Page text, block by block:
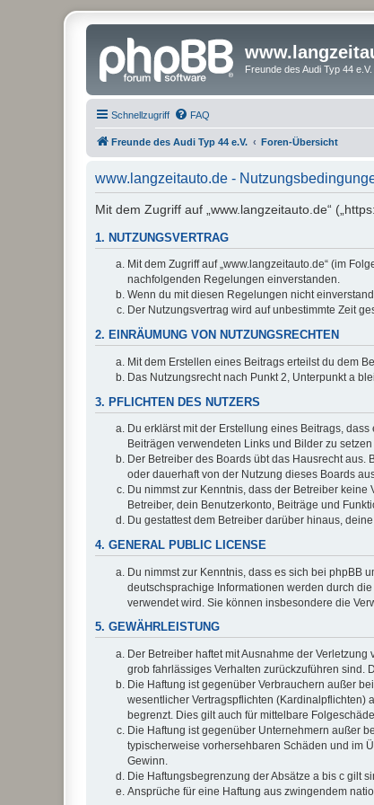
Freunde des Audi Typ 44 e.V.
Schnellzugriff FAQ
Freunde des Audi Typ 44 e.V. Foren-Übersicht
www.langzeitauto.de -
Mit dem Zugriff auf „www.langzeitauto.de“
1. NUTZUNGSVERTRAG
Mit dem Zugriff auf „www.langzeitauto.de“ (im
nachfolgenden Regelungen einverstanden.
Wenn du mit diesen Regelungen nicht
Der Nutzungsvertrag wird auf unbestimmte Zeit
2. EINRÄUMUNG VON NUTZUNGSRECHTEN
Mit dem Erstellen eines Beitrags erteilst du dem
Das Nutzungsrecht nach Punkt 2, Unterpunkt a
3. PFLICHTEN DES NUTZERS
Du erklärst mit der Erstellung eines Beitrags,
Beiträgen verwendeten Links und Bilder zu
Der Betreiber des Boards übt das Hausrecht
oder dauerhaft von der Nutzung dieses Boards
Du nimmst zur Kenntnis, dass der Betreiber
Betreiber, dein Benutzerkonto, Beiträge und
Du gestattest dem Betreiber darüber hinaus,
4. GENERAL PUBLIC LICENSE
Du nimmst zur Kenntnis, dass es sich bei phpBB
deutschsprachige Informationen werden durch
verwendet wird. Sie können insbesondere die
5. GEWÄHRLEISTUNG
Der Betreiber haftet mit Ausnahme der
grob fahrlässiges Verhalten zurückzuführen sind.
Die Haftung ist gegenüber Verbrauchern außer
wesentlicher Vertragspflichten (Kardinalpflichten)
begrenzt. Dies gilt auch für mittelbare
Die Haftung ist gegenüber Unternehmern außer
typischerweise vorhersehbaren Schäden und im
Gewinn.
Die Haftungsbegrenzung der Absätze a bis c gilt
Ansprüche für eine Haftung aus zwingendem